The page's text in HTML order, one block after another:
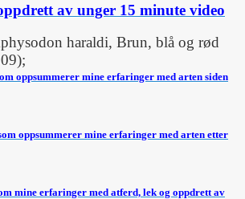
av unger 15 minute video
haraldi, Brun, blå og rød
oppsummerer mine erfaringer med arten siden
oppsummerer mine erfaringer med arten etter
mine erfaringer med atferd, lek og oppdrett av